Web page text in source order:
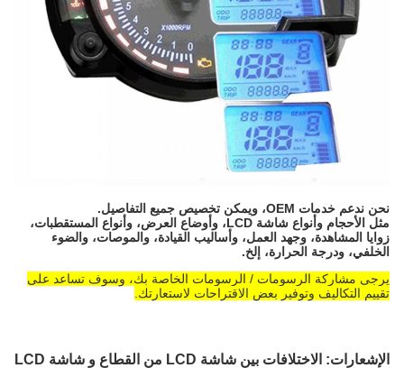
نحن ندعم خدمات OEM، ويمكن تخصيص جميع التفاصيل.
مثل الأحجام وأنواع شاشة LCD، وأوضاع العرض، وأنواع المستقطبات،
زوايا المشاهدة، وجهد العمل، وأساليب القيادة، والموصات، والضوء
الخلفي، ودرجة الحرارة، إلخ.
يرجى مشاركة الرسومات / الرسومات الخاصة بك، وسوف تساعد على
تقييم التكاليف وتوفير بعض الاقتراحات لاستعارتك.
الإشعارات: الاختلافات بين شاشة LCD من القطاع و شاشة LCD